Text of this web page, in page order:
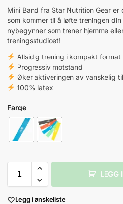
Mini Band fra Star Nutrition Gear er
som kommer til å løfte treningen
nybegynner som trener hjemme
treningsstudioet!
Allsidig trening i kompakt format
Progressiv motstand
Øker aktiveringen av vanskelig
100% latex
Farge
LEGG
Legg i ønskeliste